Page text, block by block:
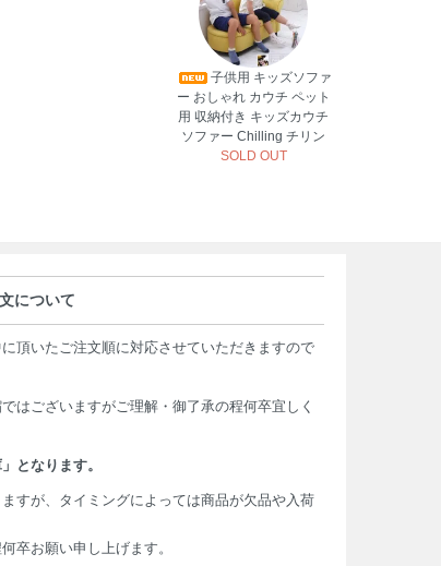
子供用 キッズソファ
ー おしゃれ カウチ ペット
用 収納付き キッズカウチ
ソファー Chilling チリン
SOLD OUT
について
頂いたご注文順に対応させていただきますので
はございますがご理解・御了承の程何卒宜しく
となります。
すが、タイミングによっては商品が欠品や入荷
卒お願い申し上げます。